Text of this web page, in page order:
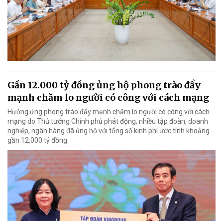
Gần 12.000 tỷ đồng ủng hộ phong trào đẩy
mạnh chăm lo người có công với cách mạng
Hưởng ứng phong trào đẩy mạnh chăm lo người có công với cách
mạng do Thủ tướng Chính phủ phát động, nhiều tập đoàn, doanh
nghiệp, ngân hàng đã ủng hộ với tổng số kinh phí ước tính khoảng
gần 12.000 tỷ đồng.